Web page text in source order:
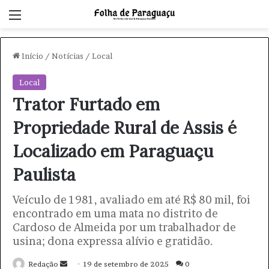
Início / Notícias / Local
Local
Trator Furtado em
Propriedade Rural de Assis é
Localizado em Paraguaçu
Paulista
Veículo de 1981, avaliado em até R$ 80 mil, foi
encontrado em uma mata no distrito de
Cardoso de Almeida por um trabalhador de
usina; dona expressa alívio e gratidão.
Redação 19 de setembro de 2025 0